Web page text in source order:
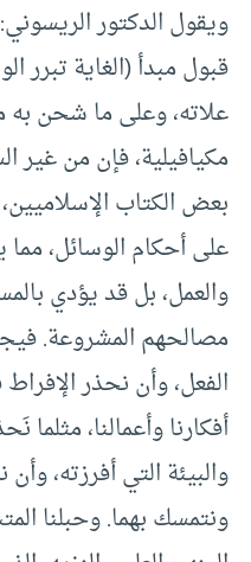
ويقول الدكتور
قبول مبدأ (الغاية تبرر
علاته، وعلى ما شحن به
مكيافيلية، فإن من غير
بعض الكتاب
على أحكام الوسائل،
والعمل، بل قد يؤدي
مصالحهم المشروعة.
الفعل، وأن نحذر
أفكارنا وأعمالنا، مثلما
والبيئة التي أفرزته،
ونتمسك بهما. وحبلنا